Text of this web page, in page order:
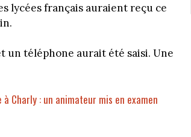
lycées français auraient reçu ce
un téléphone aurait été saisi. Une
Charly : un animateur mis en examen